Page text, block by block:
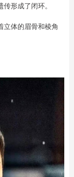
形成了闭环。
立体的眉骨和棱角